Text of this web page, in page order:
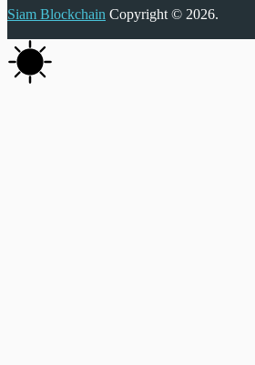
Siam Blockchain Copyright © 2026.